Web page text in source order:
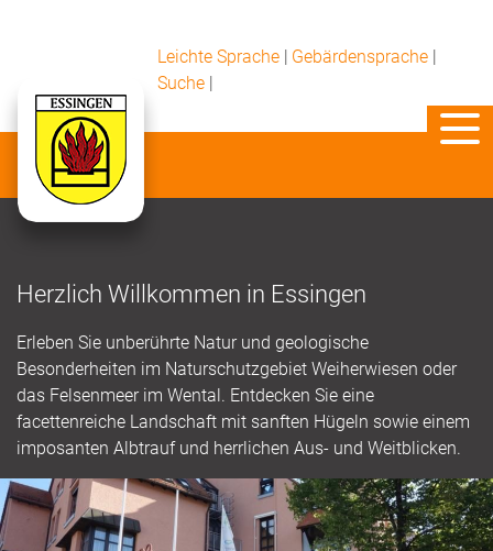
Leichte Sprache | Gebärdensprache |
Suche |
Herzlich Willkommen in Essingen
Erleben Sie unberührte Natur und geologische
Besonderheiten im Naturschutzgebiet Weiherwiesen oder
das Felsenmeer im Wental. Entdecken Sie eine
facettenreiche Landschaft mit sanften Hügeln sowie einem
imposanten Albtrauf und herrlichen Aus- und Weitblicken.